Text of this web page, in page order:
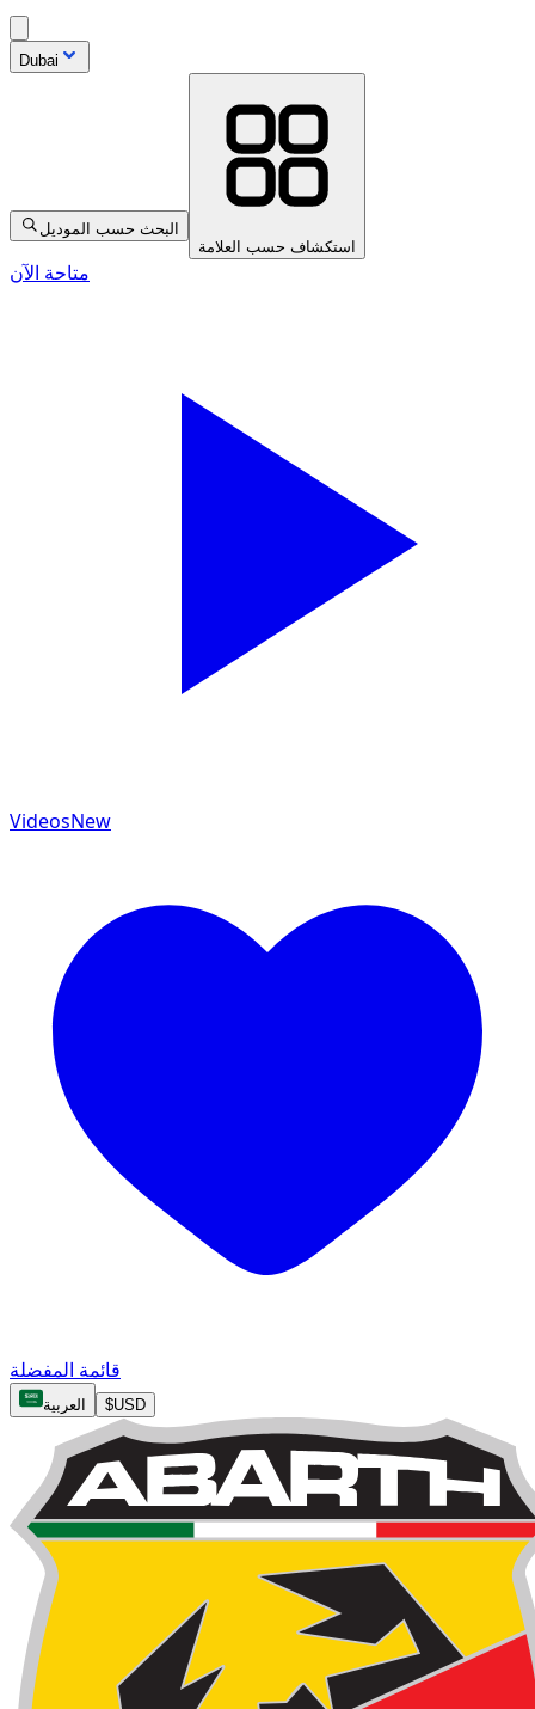
Dubai
البحث حسب الموديل
استكشاف حسب العلامة
متاحة الآن
VideosNew
قائمة المفضلة
العربية $USD